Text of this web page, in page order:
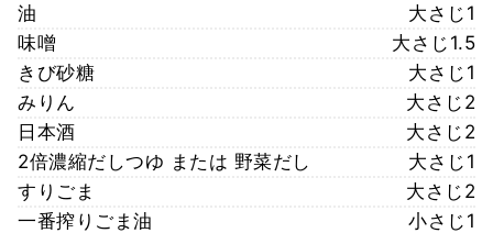
油
大さじ1
味噌
大さじ1.5
きび砂糖
大さじ1
みりん
大さじ2
日本酒
大さじ2
2倍濃縮だしつゆ または 野菜だし
大さじ1
すりごま
大さじ2
一番搾りごま油
小さじ1